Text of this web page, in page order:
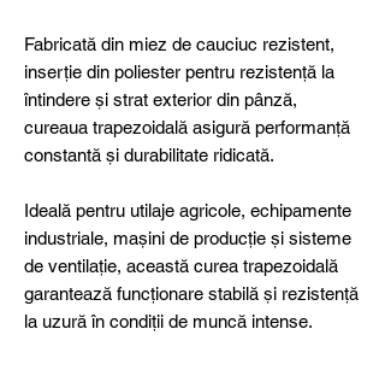
Fabricată din miez de cauciuc rezistent,
inserție din poliester pentru rezistență la
întindere și strat exterior din pânză,
cureaua trapezoidală asigură performanță
constantă și durabilitate ridicată.
Ideală pentru utilaje agricole, echipamente
industriale, mașini de producție și sisteme
de ventilație, această curea trapezoidală
garantează funcționare stabilă și rezistență
la uzură în condiții de muncă intense.